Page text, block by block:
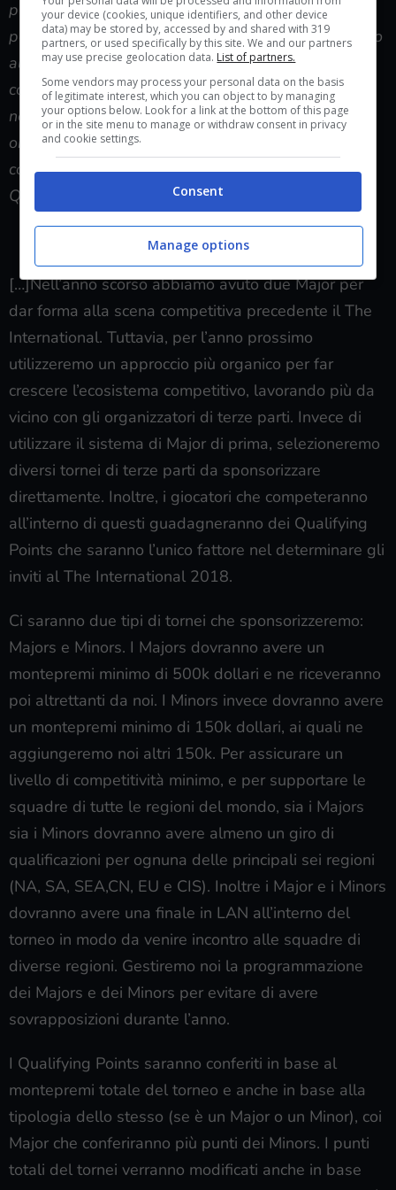
players switching teams during the approved
periods will retain their Qualifying Points. In order to
allow for teams recruiting new entrants to the
competitive landscape and to facilitate sometimes
necessary roster changes between lock periods,
only the top 3 point earners on a team will
contribute towards a team’s effective total
Qualifying Points.[…]
[…]Nell’anno scorso abbiamo avuto due Major per
dar forma alla scena competitiva precedente il The
International. Tuttavia, per l’anno prossimo
utilizzeremo un approccio più organico per far
crescere l’ecosistema competitivo, lavorando più da
vicino con gli organizzatori di terze parti. Invece di
utilizzare il sistema di Major di prima, selezioneremo
diversi tornei di terze parti da sponsorizzare
direttamente. Inoltre, i giocatori che competeranno
all’interno di questi guadagneranno dei Qualifying
Points che saranno l’unico fattore nel determinare gli
Ci saranno due tipi di tornei che sponsorizzeremo:
Majors e Minors. I Majors dovranno avere un
montepremi minimo di 500k dollari e ne riceveranno
poi altrettanti da noi. I Minors invece dovranno avere
un montepremi minimo di 150k dollari, ai quali ne
aggiungeremo noi altri 150k. Per assicurare un
livello di competitività minimo, e per supportare le
squadre di tutte le regioni del mondo, sia i Majors
sia i Minors dovranno avere almeno un giro di
qualificazioni per ognuna delle principali sei regioni
(NA, SA, SEA,CN, EU e CIS). Inoltre i Major e i Minors
dovranno avere una finale in LAN all’interno del
torneo in modo da venire incontro alle squadre di
diverse regioni. Gestiremo noi la programmazione
dei Majors e dei Minors per evitare di avere
I Qualifying Points saranno conferiti in base al
montepremi totale del torneo e anche in base alla
tipologia dello stesso (se è un Major o un Minor), coi
Major che conferiranno più punti dei Minors. I punti
your device (cookies, unique identifiers, and other device
data) may be stored by, accessed by and shared with 319
partners, or used specifically by this site. We and our partners
may use precise geolocation data. List of partners.
Some vendors may process your personal data on the basis
of legitimate interest, which you can object to by managing
your options below. Look for a link at the bottom of this page
or in the site menu to manage or withdraw consent in privacy
and cookie settings.
Consent
Manage options